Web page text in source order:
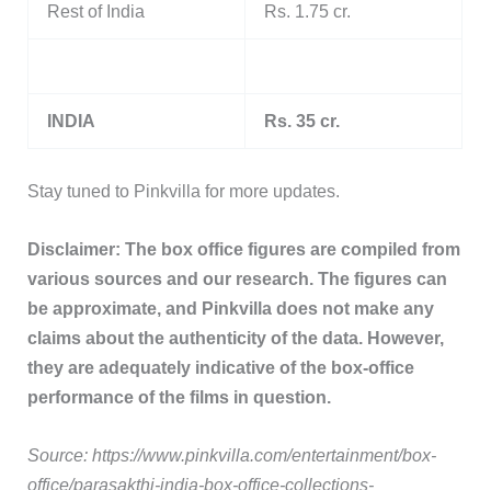
Rest of India Rs. 1.75 cr.
INDIA Rs. 35 cr.
Stay tuned to Pinkvilla for more updates.
Disclaimer: The box office figures are compiled from
various sources and our research. The figures can
be approximate, and Pinkvilla does not make any
claims about the authenticity of the data. However,
they are adequately indicative of the box-office
performance of the films in question.
Source: https://www.pinkvilla.com/entertainment/box-
office/parasakthi-india-box-office-collections-